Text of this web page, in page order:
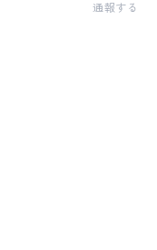
通報する